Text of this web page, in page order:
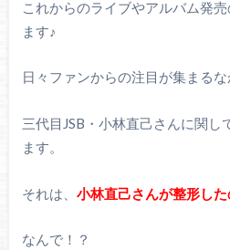
これからのライブやアルバム発
ます♪
日々ファンからの注目が集まるな
三代目JSB・小林直己さんに関し
ます。
それは、 小林直己さんが整形した
なんで！？